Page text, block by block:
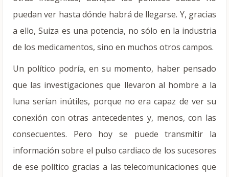
puedan ver hasta dónde habrá de llegarse. Y, gracias
a ello, Suiza es una potencia, no sólo en la industria
de los medicamentos, sino en muchos otros campos.
Un político podría, en su momento, haber pensado
que las investigaciones que llevaron al hombre a la
luna serían inútiles, porque no era capaz de ver su
conexión con otras antecedentes y, menos, con las
consecuentes. Pero hoy se puede transmitir la
información sobre el pulso cardiaco de los sucesores
de ese político gracias a las telecomunicaciones que